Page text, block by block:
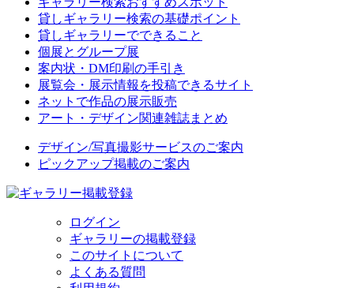
貸しギャラリー検索の基礎ポイント
貸しギャラリーでできること
個展とグループ展
案内状・DM印刷の手引き
展覧会・展示情報を投稿できるサイト
ネットで作品の展示販売
アート・デザイン関連雑誌まとめ
デザイン/写真撮影サービスのご案内
ピックアップ掲載のご案内
ログイン
ギャラリーの掲載登録
このサイトについて
よくある質問